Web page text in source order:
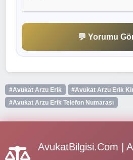
💬 Yorumu
#Avukat Arzu Erik
#Avukat Arzu Erik
#Avukat Arzu Erik Telefon Numarası
AvukatBilgisi.Com |